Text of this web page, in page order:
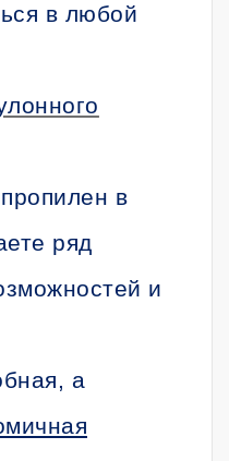
в любой
в
ряд
и
а